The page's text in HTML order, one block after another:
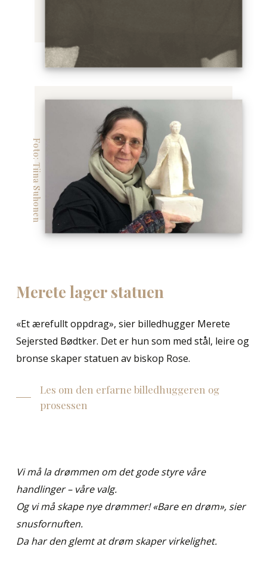
Foto: Tiina Suhonen
Merete lager statuen
«Et ærefullt oppdrag», sier billedhugger Merete
Sejersted Bødtker. Det er hun som med stål, leire og
bronse skaper statuen av biskop Rose.
Les om den erfarne billedhuggeren og
prosessen
Vi må la drømmen om det gode styre våre
handlinger – våre valg.
Og vi må skape nye drømmer! «Bare en drøm», sier
snusfornuften.
Da har den glemt at drøm skaper virkelighet.